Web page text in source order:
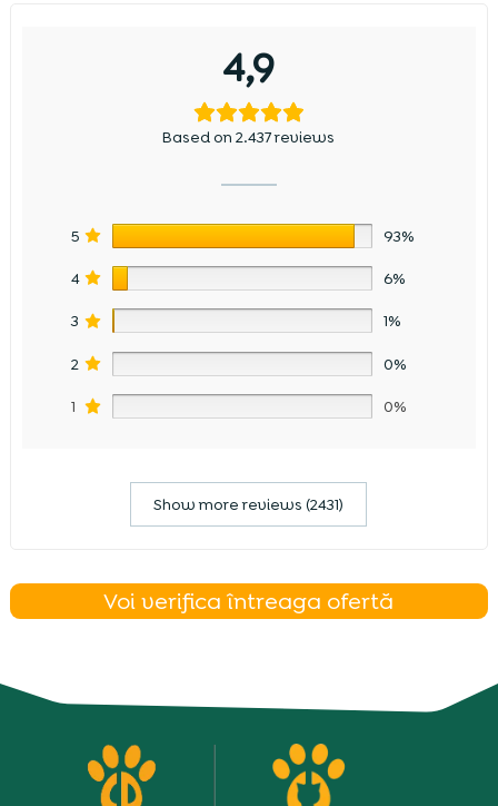
4,9
Based on 2.437 reviews
5 93%
4 6%
3 1%
2 0%
1 0%
Show more reviews (2431)
Voi verifica întreaga ofertă